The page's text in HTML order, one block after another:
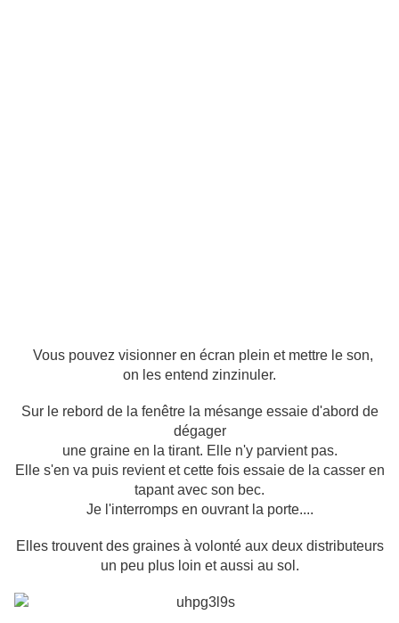
Vous pouvez visionner en écran plein et mettre le son,
on les entend zinzinuler.
Sur le rebord de la fenêtre la mésange essaie d'abord de
dégager
une graine en la tirant. Elle n'y parvient pas.
Elle s'en va puis revient et cette fois essaie de la casser en
tapant avec son bec.
Je l'interromps en ouvrant la porte....
Elles trouvent des graines à volonté aux deux distributeurs
un peu plus loin et aussi au sol.